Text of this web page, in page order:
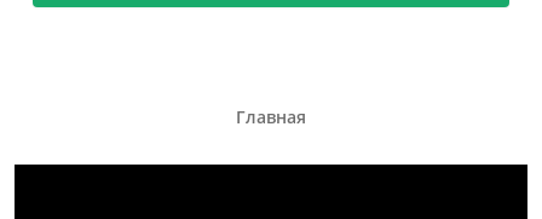
Главная